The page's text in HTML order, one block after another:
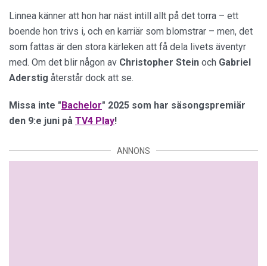
Linnea känner att hon har näst intill allt på det torra – ett
boende hon trivs i, och en karriär som blomstrar – men, det
som fattas är den stora kärleken att få dela livets äventyr
med. Om det blir någon av Christopher Stein och Gabriel
Aderstig återstår dock att se.
Missa inte "Bachelor" 2025 som har säsongspremiär
den 9:e juni på TV4 Play!
ANNONS